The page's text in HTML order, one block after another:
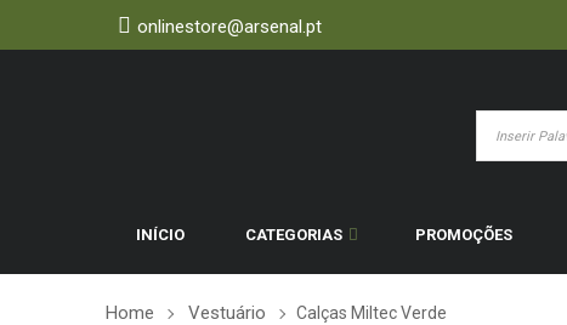
onlinestore@arsenal.pt
INÍCIO CATEGORIAS PROMOÇÕES
Home Vestuário Calças Miltec Verde